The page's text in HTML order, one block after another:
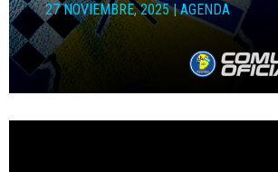
27 NOVIEMBRE, 2025 | AGENDA